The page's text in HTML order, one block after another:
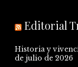
Editorial
Historia y
de julio de 2026